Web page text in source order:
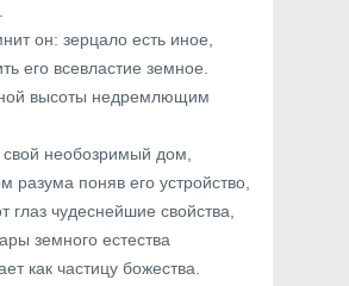
он: зерцало есть иное,
его всевластие земное.
высоты недремлющим
необозримый дом,
разума поняв его устройство,
глаз чудеснейшие свойства,
земного естества
как частицу божества.